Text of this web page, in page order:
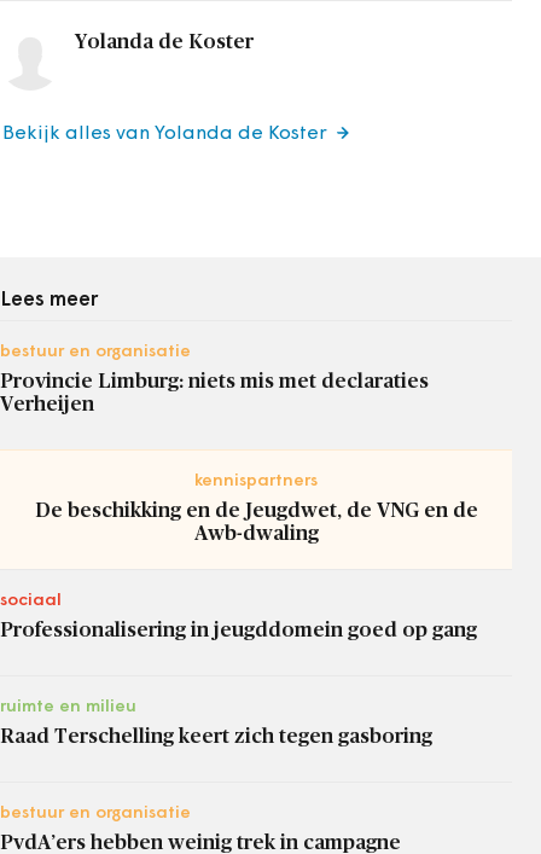
Yolanda de Koster
Bekijk alles van Yolanda de Koster
Lees meer
bestuur en organisatie
Provincie Limburg: niets mis met declaraties
Verheijen
kennispartners
De beschikking en de Jeugdwet, de VNG en de
Awb-dwaling
sociaal
Professionalisering in jeugddomein goed op gang
ruimte en milieu
Raad Terschelling keert zich tegen gasboring
bestuur en organisatie
PvdA’ers hebben weinig trek in campagne